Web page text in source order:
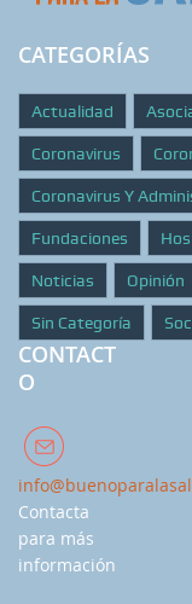
CATEGORÍAS
Actualidad
Coronavirus
Coronavirus Y
Fundaciones
Noticias Opinión
Sin Categoría
CONTACT
O
Contacta
para más
información